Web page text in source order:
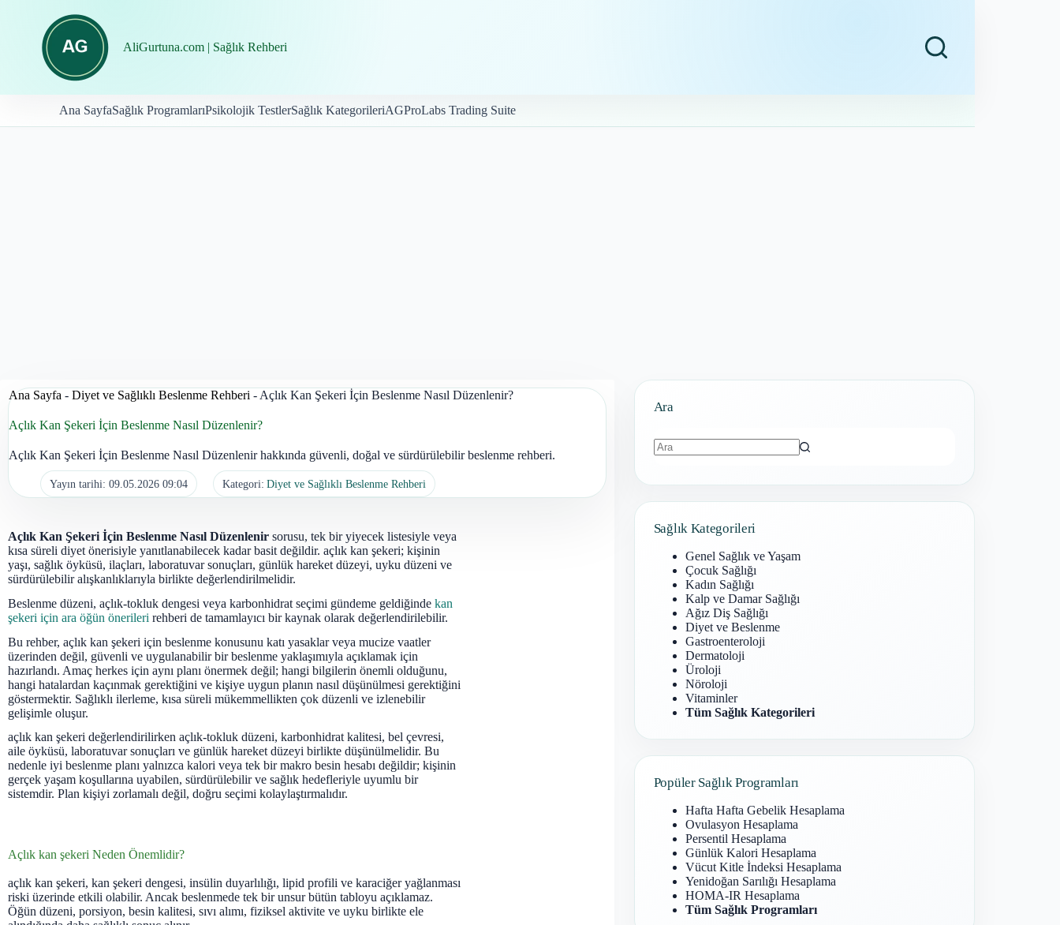
AliGurtuna.com | Sağlık Rehberi
Ana SayfaSağlık ProgramlarıPsikolojik TestlerSağlık KategorileriAGProLabs Trading Suite
Ana Sayfa - Diyet ve Sağlıklı Beslenme Rehberi - Açlık Kan Şekeri İçin Beslenme Nasıl Düzenlenir?
Açlık Kan Şekeri İçin Beslenme Nasıl Düzenlenir?
Açlık Kan Şekeri İçin Beslenme Nasıl Düzenlenir hakkında güvenli, doğal ve sürdürülebilir beslenme rehberi.
Yayın tarihi: 09.05.2026 09:04 Kategori: Diyet ve Sağlıklı Beslenme Rehberi
Açlık Kan Şekeri İçin Beslenme Nasıl Düzenlenir sorusu, tek bir yiyecek listesiyle veya
kısa süreli diyet önerisiyle yanıtlanabilecek kadar basit değildir. açlık kan şekeri; kişinin
yaşı, sağlık öyküsü, ilaçları, laboratuvar sonuçları, günlük hareket düzeyi, uyku düzeni ve
sürdürülebilir alışkanlıklarıyla birlikte değerlendirilmelidir.
Beslenme düzeni, açlık-tokluk dengesi veya karbonhidrat seçimi gündeme geldiğinde kan
şekeri için ara öğün önerileri rehberi de tamamlayıcı bir kaynak olarak değerlendirilebilir.
Bu rehber, açlık kan şekeri için beslenme konusunu katı yasaklar veya mucize vaatler
üzerinden değil, güvenli ve uygulanabilir bir beslenme yaklaşımıyla açıklamak için
hazırlandı. Amaç herkes için aynı planı önermek değil; hangi bilgilerin önemli olduğunu,
hangi hatalardan kaçınmak gerektiğini ve kişiye uygun planın nasıl düşünülmesi gerektiğini
göstermektir. Sağlıklı ilerleme, kısa süreli mükemmellikten çok düzenli ve izlenebilir
gelişimle oluşur.
açlık kan şekeri değerlendirilirken açlık-tokluk düzeni, karbonhidrat kalitesi, bel çevresi,
aile öyküsü, laboratuvar sonuçları ve günlük hareket düzeyi birlikte düşünülmelidir. Bu
nedenle iyi beslenme planı yalnızca kalori veya tek bir makro besin hesabı değildir; kişinin
gerçek yaşam koşullarına uyabilen, sürdürülebilir ve sağlık hedefleriyle uyumlu bir
sistemdir. Plan kişiyi zorlamalı değil, doğru seçimi kolaylaştırmalıdır.
Açlık kan şekeri Neden Önemlidir?
açlık kan şekeri, kan şekeri dengesi, insülin duyarlılığı, lipid profili ve karaciğer yağlanması
riski üzerinde etkili olabilir. Ancak beslenmede tek bir unsur bütün tabloyu açıklamaz.
Öğün düzeni, porsiyon, besin kalitesi, sıvı alımı, fiziksel aktivite ve uyku birlikte ele
Ara
bulunamadı
Sağlık Kategorileri
Genel Sağlık ve Yaşam
Çocuk Sağlığı
Kadın Sağlığı
Kalp ve Damar Sağlığı
Ağız Diş Sağlığı
Diyet ve Beslenme
Gastroenteroloji
Dermatoloji
Üroloji
Nöroloji
Vitaminler
Tüm Sağlık Kategorileri
Popüler Sağlık Programları
Hafta Hafta Gebelik Hesaplama
Ovulasyon Hesaplama
Persentil Hesaplama
Günlük Kalori Hesaplama
Vücut Kitle İndeksi Hesaplama
Yenidoğan Sarılığı Hesaplama
HOMA-IR Hesaplama
Tüm Sağlık Programları